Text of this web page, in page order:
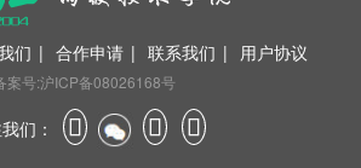
们 | 合作申请 | 联系我们 | 用户协议
案号:沪ICP备08026168号
们：